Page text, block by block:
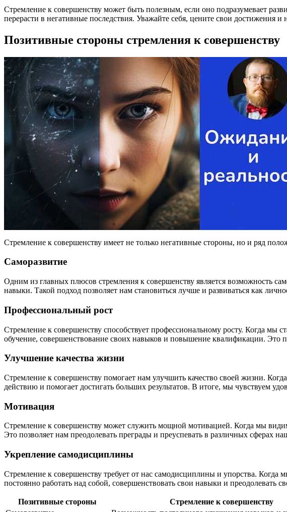
Стремление к совершенству может быть полезным, если оно подразумевает
перерасти в негативные последствия. Уважайте себя, цените свои достижения
Позитивные стороны стремления к совершенству
Стремление к совершенству имеет не только негативные стороны, но и ряд
Саморазвитие
Одним из главных плюсов стремления к совершенству является возможность
навыки. Такой подход позволяет нам становиться лучше и развиваться как
Профессиональный рост
Стремление к совершенству способствует профессиональному росту. Когда мы
обучение, совершенствование своих навыков и повышение квалификации. Это
Улучшение качества жизни
Стремление к совершенству помогает нам улучшить качество своей жизни.
действию и помогает достигать больших результатов. В итоге, мы чувствуем
Мотивация
Стремление к совершенству может служить мощной мотивацией. Когда мы
Это позволяет нам преодолевать преграды и преуспевать в различных сферах
Укрепление самодисциплины
Стремление к совершенству требует от нас самодисциплины и упорства.
постоянно работать над собой, совершенствовать свои навыки и преодолевать
Позитивные стороны
Стремление к совершенству